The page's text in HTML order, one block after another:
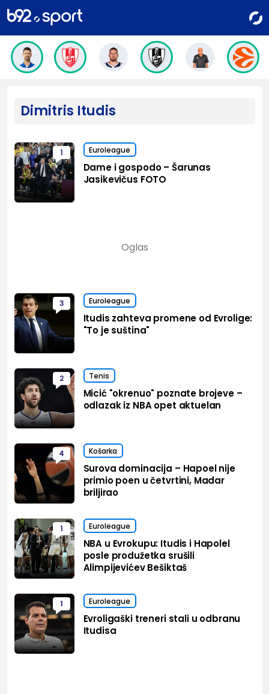
Dimitris Itudis
1 Euroleague
Dame i gospodo – Šarunas
Jasikevičus FOTO
3 Euroleague
Itudis zahteva promene od Evrolige:
"To je suština"
2 Tenis
Micić "okrenuo" poznate brojeve –
odlazak iz NBA opet aktuelan
4 Košarka
Surova dominacija – Hapoel nije
primio poen u četvrtini, Madar
briljirao
1 Euroleague
NBA u Evrokupu: Itudis i Hapolel
posle produžetka srušili
Alimpijevićev Bešiktaš
1 Euroleague
Evroligaški treneri stali u odbranu
Itudisa